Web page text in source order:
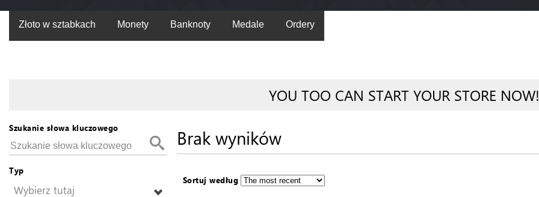
Złoto w sztabkach Monety Banknoty Medale Ordery
YOU TOO CAN START YOUR STORE NOW!
Szukanie słowa kluczowego
Typ
Wybierz tutaj
Brak wyników
Sortuj według